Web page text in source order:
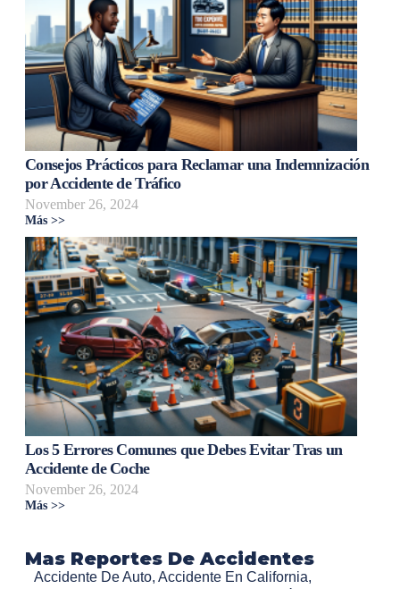
Consejos Prácticos para Reclamar una Indemnización
por Accidente de Tráfico
November 26, 2024
Más >>
Los 5 Errores Comunes que Debes Evitar Tras un
Accidente de Coche
November 26, 2024
Más >>
Mas Reportes De Accidentes
Accidente De Auto, Accidente En California,